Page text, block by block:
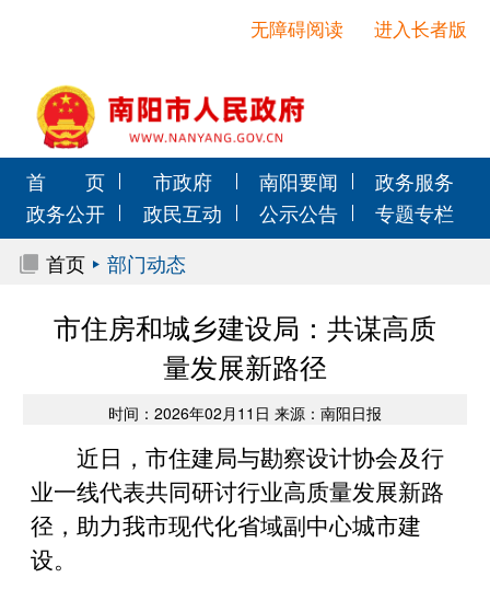
进入长者版
无障碍阅读
首 页 市政府 南阳要闻
政务服务
政务公开
政民互动 公示公告
专题专栏
首页
部门动态
市住房和城乡建设局：共谋高质
量发展新路径
时间：2026年02月11日 来源：南阳日报
近日，市住建局与勘察设计协会及行
业一线代表共同研讨行业高质量发展新路
径，助力我市现代化省域副中心城市建
设。